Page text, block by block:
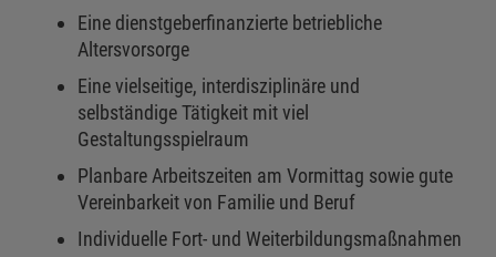
Eine dienstgeberfinanzierte betriebliche
Altersvorsorge
Eine vielseitige, interdisziplinäre und
selbständige Tätigkeit mit viel
Gestaltungsspielraum
Planbare Arbeitszeiten am Vormittag sowie gute
Vereinbarkeit von Familie und Beruf
Individuelle Fort- und Weiterbildungsmaßnahmen